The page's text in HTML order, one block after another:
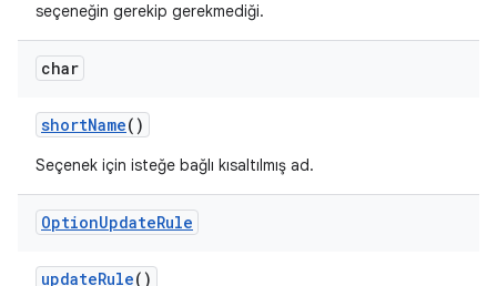
seçeneğin gerekip gerekmediği.
char
shortName()
Seçenek için isteğe bağlı kısaltılmış ad.
OptionUpdateRule
updateRule()